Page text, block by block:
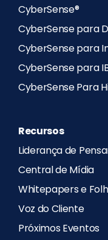
CyberSense®
CyberSense para
CyberSense para
CyberSense para
CyberSense Para
Recursos
Liderança de
Central de Mídia
Whitepapers e
Voz do Cliente
Próximos Eventos